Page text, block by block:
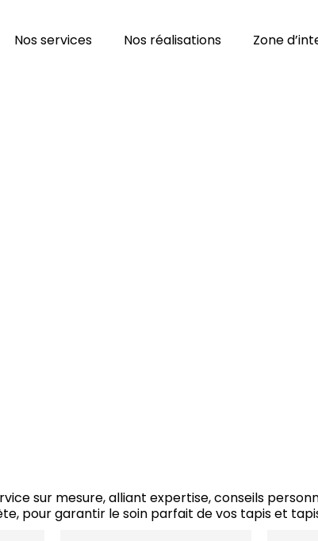
Nos services Nos réalisations Zone
sur mesure, alliant expertise, conseils
pour garantir le soin parfait de vos tapis et